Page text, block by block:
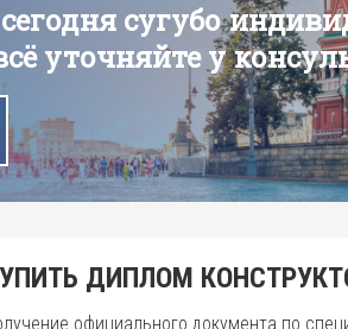
сугубо
уточняйте у
ДИПЛОМ
официального документа по